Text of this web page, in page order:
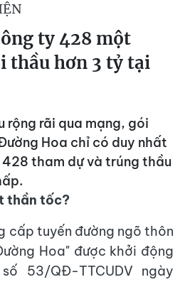
ty 428 một
thầu hơn 3 tỷ tại
rộng rãi qua mạng, gói
Hoa chỉ có duy nhất
428 tham dự và trúng thầu
thần tốc?
cấp tuyến đường ngõ thôn
Hoa" được khởi động
53/QĐ-TTCUDV ngày